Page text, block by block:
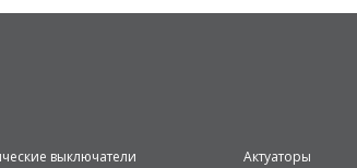
выключатели Актуаторы